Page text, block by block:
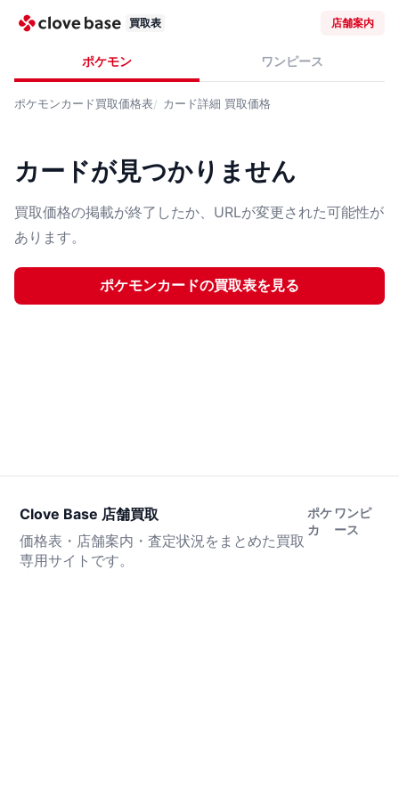
買取表 店舗案内
ポケモン ワンピース
ポケモンカード買取価格表 カード詳細 買取価格
カードが見つかりません
買取価格の掲載が終了したか、URLが変更された可能性が
あります。
ポケモンカードの買取表を見る
Clove Base 店舗買取
価格表・店舗案内・査定状況をまとめた買取
専用サイトです。
ポケ
カ
ワンピ
ース